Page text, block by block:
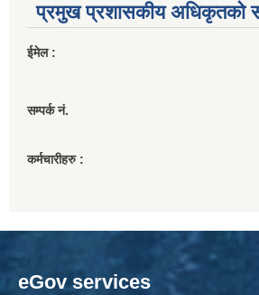
प्रमुख प्रशासकीय अधिकृतको
ईमेल :
सम्पर्क नं.
कर्मचारीहरु :
eGov services